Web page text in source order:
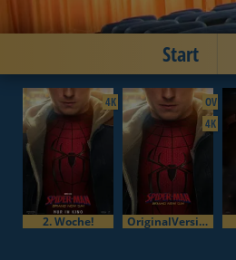
Start
4K
2. Woche!
OV
4K
OriginalVersion